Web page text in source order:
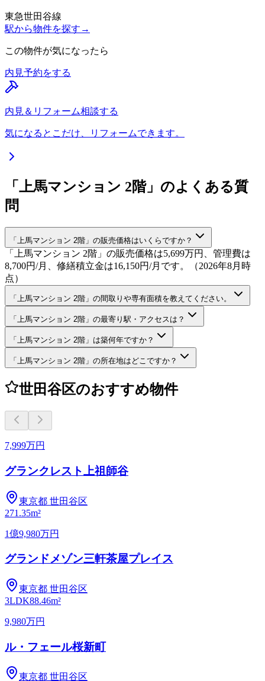
東急世田谷線
駅から物件を探す →
この物件が気になったら
内見予約をする
内見＆リフォーム相談する
気になるとこだけ、リフォームできます。
「上馬マンション 2階」のよくある質
問
「上馬マンション 2階」の販売価格はいくらですか？
「上馬マンション 2階」の販売価格は5,699万円、管理費は
8,700円/月、修繕積立金は16,150円/月です。（2026年8月時
点）
「上馬マンション 2階」の間取りや専有面積を教えてください。
「上馬マンション 2階」の最寄り駅・アクセスは？
「上馬マンション 2階」は築何年ですか？
「上馬マンション 2階」の所在地はどこですか？
世田谷区のおすすめ物件
7,999万円
グランクレスト上祖師谷
東京都 世田谷区
271.35m²
1億9,980万円
グランドメゾン三軒茶屋プレイス
東京都 世田谷区
3LDK88.46m²
9,980万円
ル・フェール桜新町
東京都 世田谷区